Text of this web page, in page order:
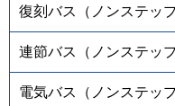
復刻バス（ノンステップ
連節バス（ノンステップ
電気バス（ノンステッ